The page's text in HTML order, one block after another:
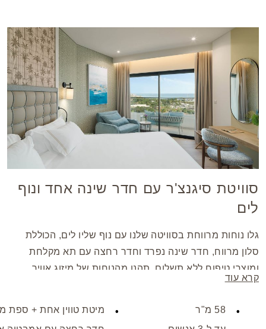
סוויטת סיגנצ'ר עם חדר שינה אחד ונוף
לים
גלו נוחות מרווחת בסוויטה שלנו עם נוף שליו לים, הכוללת
סלון מרווח, חדר שינה נפרד וחדר רחצה עם תא מקלחת
ומוצרי טיפוח ללא תשלום. תהנו מהנוחות של מיזוג אוויר,
טלוויזיה בעלת מסך שטוח עם כבלים, בידוד אקוסטי, מיני בר
קרא עוד
58 מ"ר
מיטת טווין אחת + ספת